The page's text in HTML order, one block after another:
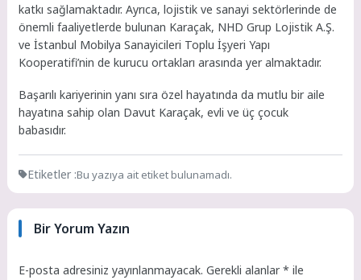
katkı sağlamaktadır. Ayrıca, lojistik ve sanayi sektörlerinde de
önemli faaliyetlerde bulunan Karaçak, NHD Grup Lojistik A.Ş.
ve İstanbul Mobilya Sanayicileri Toplu İşyeri Yapı
Kooperatifi’nin de kurucu ortakları arasında yer almaktadır.
Başarılı kariyerinin yanı sıra özel hayatında da mutlu bir aile
hayatına sahip olan Davut Karaçak, evli ve üç çocuk
babasıdır.
Etiketler :Bu yazıya ait etiket bulunamadı.
Bir Yorum Yazın
E-posta adresiniz yayınlanmayacak. Gerekli alanlar* ile